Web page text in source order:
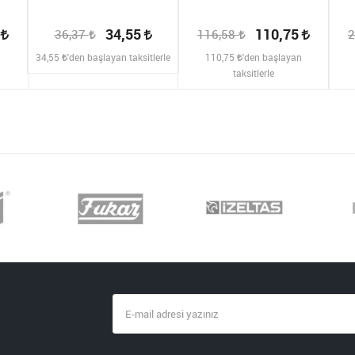
36,37 34,55
34,55 'den başlayan taksitlerle
116,58 110,75
110,75
'den başlayan
taksitlerle